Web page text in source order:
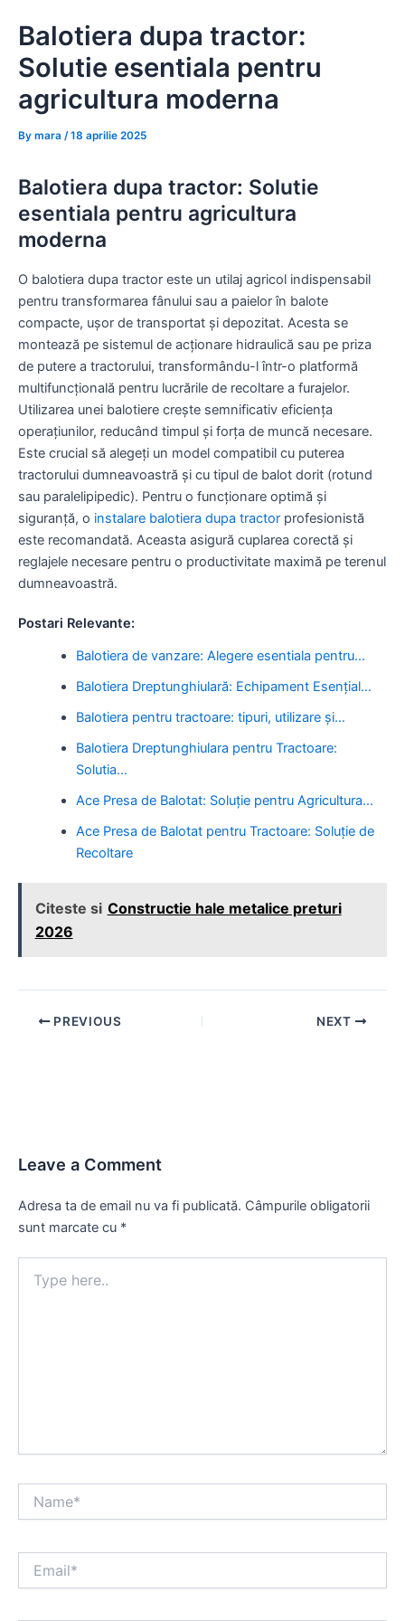
content
Balotiera dupa tractor:
Solutie esentiala pentru
agricultura moderna
By mara /18 aprilie 2025
Balotiera dupa tractor: Solutie
esentiala pentru agricultura
moderna
O balotiera dupa tractor este un utilaj agricol indispensabil
pentru transformarea fânului sau a paielor în balote
compacte, ușor de transportat și depozitat. Acesta se
montează pe sistemul de acționare hidraulică sau pe priza
de putere a tractorului, transformându-l într-o platformă
multifuncțională pentru lucrările de recoltare a furajelor.
Utilizarea unei balotiere crește semnificativ eficiența
operațiunilor, reducând timpul și forța de muncă necesare.
Este crucial să alegeți un model compatibil cu puterea
tractorului dumneavoastră și cu tipul de balot dorit (rotund
sau paralelipipedic). Pentru o funcționare optimă și
siguranță, o instalare balotiera dupa tractor profesionistă
este recomandată. Aceasta asigură cuplarea corectă și
reglajele necesare pentru o productivitate maximă pe terenul
dumneavoastră.
Postari Relevante:
Balotiera de vanzare: Alegere esentiala pentru…
Balotiera Dreptunghiulară: Echipament Esențial…
Balotiera pentru tractoare: tipuri, utilizare și…
Balotiera Dreptunghiulara pentru Tractoare:
Solutia…
Ace Presa de Balotat: Soluție pentru Agricultura…
Ace Presa de Balotat pentru Tractoare: Soluție de
Recoltare
Citeste si Constructie hale metalice preturi
2026
Post PREVIOUS NEXT
Leave a Comment
Adresa ta de email nu va fi publicată. Câmpurile obligatorii
sunt marcate cu *
here..